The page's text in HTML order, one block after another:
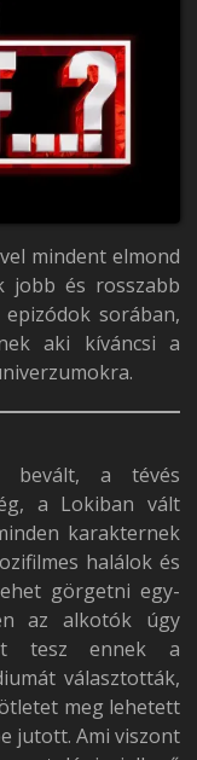
mindent elmond
jobb és rosszabb
sorában,
aki kíváncsi a
bevált, a tévés
a Lokiban vált
karakternek
halálok és
görgetni egy-
az alkotók úgy
tesz ennek a
választották,
meg lehetett
jutott. Ami viszont